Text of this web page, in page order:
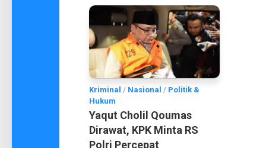
Kriminal / Nasional / Politik &
Hukum
Yaqut Cholil Qoumas
Dirawat, KPK Minta RS
Polri Percepat